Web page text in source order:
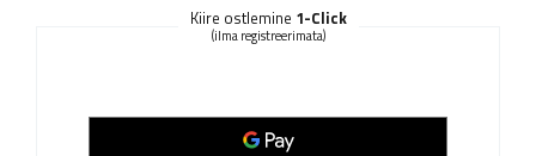
Kiire ostlemine 1-Click
(ilma registreerimata)